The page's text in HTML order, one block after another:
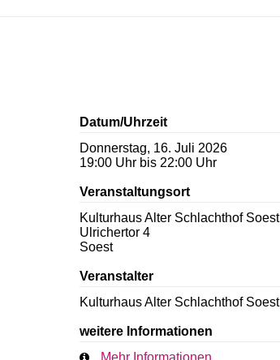
Datum/Uhrzeit
Donnerstag, 16. Juli 2026
19:00 Uhr bis 22:00 Uhr
Veranstaltungsort
Kulturhaus Alter Schlachthof Soest
Ulrichertor 4
Soest
Veranstalter
Kulturhaus Alter Schlachthof Soest
weitere Informationen
Mehr Informationen